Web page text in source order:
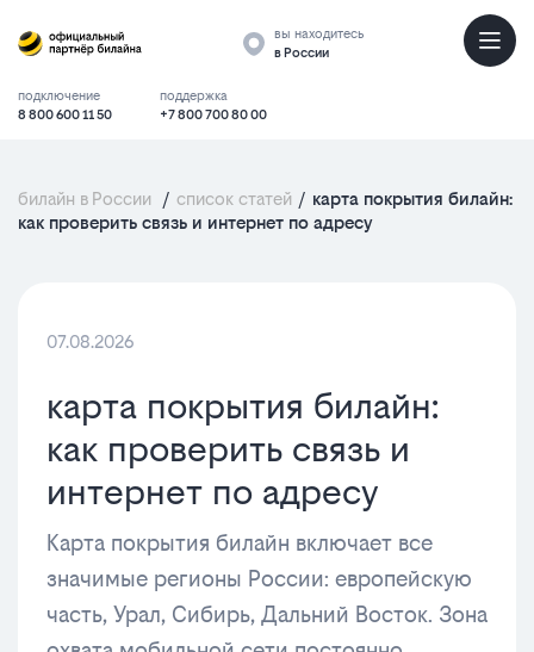
вы находитесь
в России
подключение
8 800 600 11 50
поддержка
+7 800 700 80 00
билайн в России / список статей / карта покрытия билайн:
как проверить связь и интернет по адресу
07.08.2026
карта покрытия билайн:
как проверить связь и
интернет по адресу
Карта покрытия билайн включает все
значимые регионы России: европейскую
часть, Урал, Сибирь, Дальний Восток. Зона